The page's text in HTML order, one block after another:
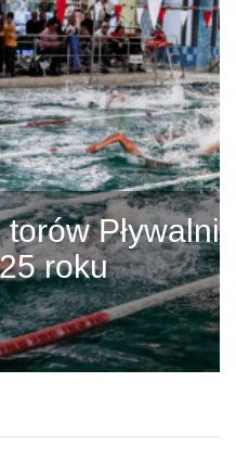
Pływalni
roku